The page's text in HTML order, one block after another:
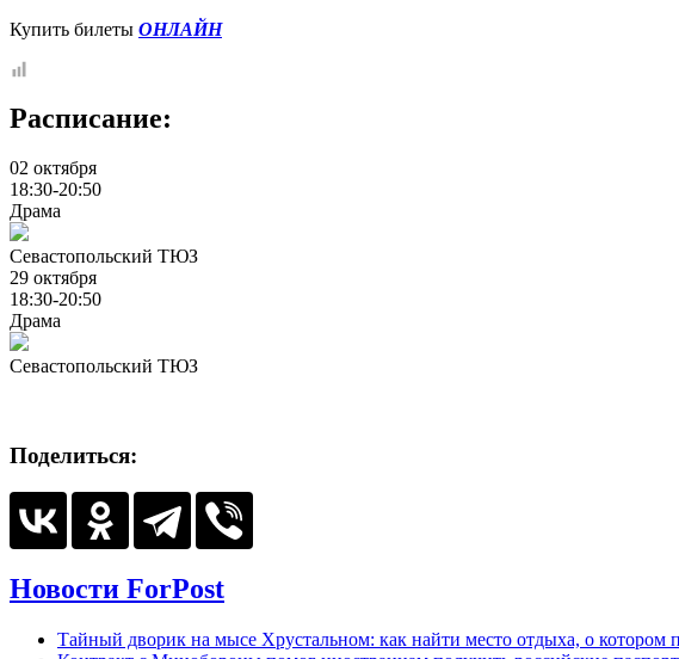
Купить билеты ОНЛАЙН
Расписание:
02 октября
18:30-20:50
Драма
Севастопольский ТЮЗ
29 октября
18:30-20:50
Драма
Севастопольский ТЮЗ
Поделиться:
Новости ForPost
Тайный дворик на мысе Хрустальном: как найти место отдыха, о котором